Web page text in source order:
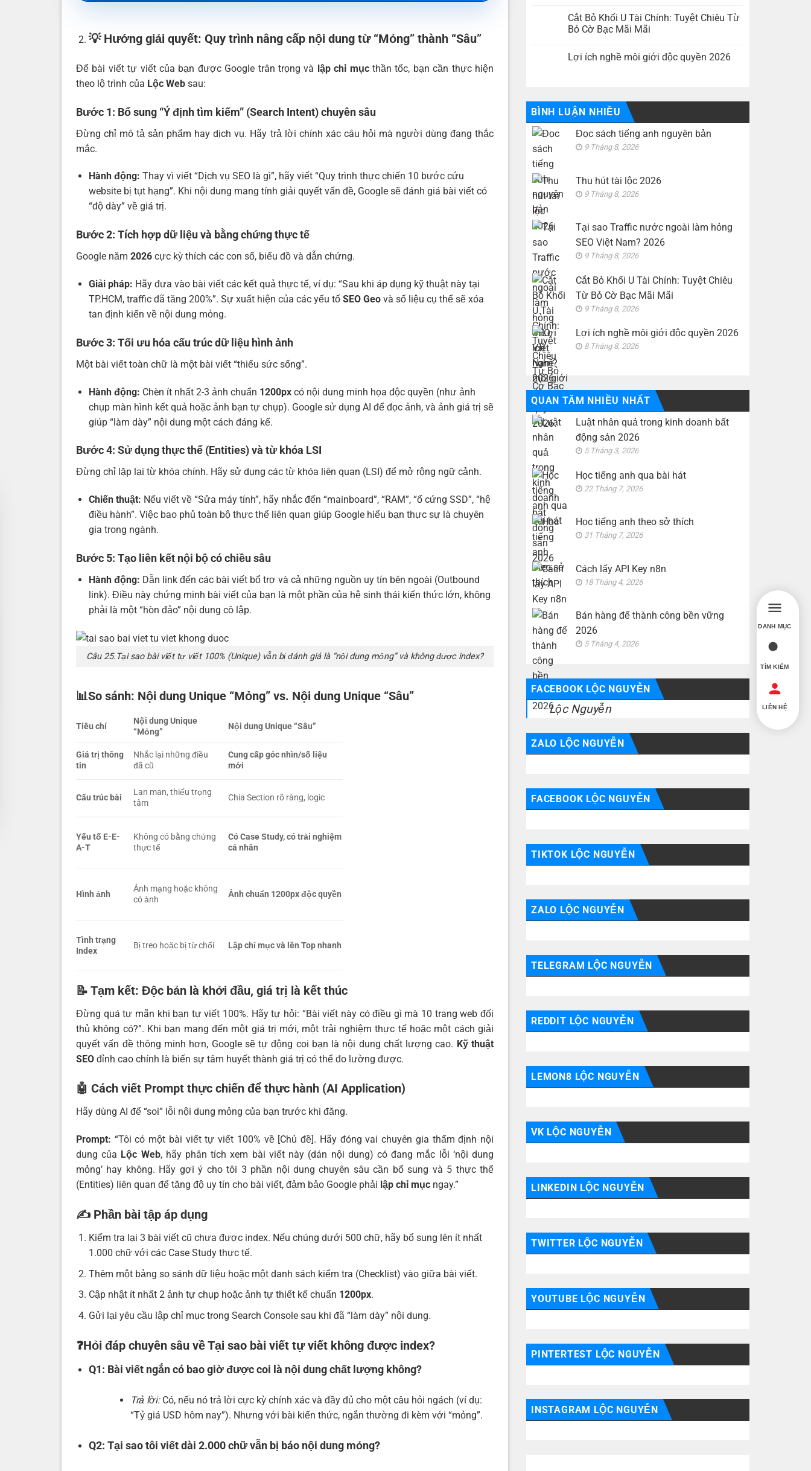
💡 Hướng giải quyết: Quy trình nâng cấp nội dung từ “Mỏng” thành “Sâu”
Để bài viết tự viết của bạn được Google trân trọng và lập chỉ mụcthần tốc, bạn cần thực hiện
theo lộ trình của Lộc Web sau:
Bước 1: Bổ sung “Ý định tìm kiếm” (Search Intent) chuyên sâu
Đừng chỉ mô tả sản phẩm hay dịch vụ. Hãy trả lời chính xác câu hỏi mà người dùng đang thắc
mắc.
Hành động: Thay vì viết “Dịch vụ SEO là gì”, hãy viết “Quy trình thực chiến 10 bước cứu
website bị tụt hạng”. Khi nội dung mang tính giải quyết vấn đề, Google sẽ đánh giá bài viết có
“độ dày” về giá trị.
Bước 2: Tích hợp dữ liệu và bằng chứng thực tế
Google năm 2026 cực kỳ thích các con số, biểu đồ và dẫn chứng.
Giải pháp: Hãy đưa vào bài viết các kết quả thực tế, ví dụ: “Sau khi áp dụng kỹ thuật này tại
TP.HCM, traffic đã tăng 200%”. Sự xuất hiện của các yếu tố SEO Geovà số liệu cụ thể sẽ xóa
tan định kiến về nội dung mỏng.
Bước 3: Tối ưu hóa cấu trúc dữ liệu hình ảnh
Một bài viết toàn chữ là một bài viết “thiếu sức sống”.
Hành động: Chèn ít nhất 2-3 ảnh chuẩn 1200pxcó nội dung minh họa độc quyền (như ảnh
chụp màn hình kết quả hoặc ảnh bạn tự chụp). Google sử dụng AI để đọc ảnh, và ảnh giá trị sẽ
giúp “làm dày” nội dung một cách đáng kể.
Bước 4: Sử dụng thực thể (Entities) và từ khóa LSI
Đừng chỉ lặp lại từ khóa chính. Hãy sử dụng các từ khóa liên quan (LSI) để mở rộng ngữ cảnh.
Chiến thuật: Nếu viết về “Sửa máy tính”, hãy nhắc đến “mainboard”, “RAM”, “ổ cứng SSD”, “hệ
điều hành”. Việc bao phủ toàn bộ thực thể liên quan giúp Google hiểu bạn thực sự là chuyên
gia trong ngành.
Bước 5: Tạo liên kết nội bộ có chiều sâu
Hành động: Dẫn link đến các bài viết bổ trợ và cả những nguồn uy tín bên ngoài (Outbound
link). Điều này chứng minh bài viết của bạn là một phần của hệ sinh thái kiến thức lớn, không
phải là một “hòn đảo” nội dung cô lập.
Câu 25.Tại sao bài viết tự viết 100% (Unique) vẫn bị đánh giá là “nội dung mỏng” và không được index?
📊So sánh: Nội dung Unique “Mỏng” vs. Nội dung Unique “Sâu”
Tiêu chí
Nội dung Unique
“Mỏng”
Nội dung Unique “Sâu”
Giá trị thông
tin
Nhắc lại những điều
đã cũ
Cung cấp góc nhìn/số liệu
mới
Cấu trúc bài
Lan man, thiếu trọng
tâm
Chia Section rõ ràng, logic
Yếu tố E-E-
A-T
Không có bằng chứng
thực tế
Có Case Study, có trải nghiệm
cá nhân
Hình ảnh
Ảnh mạng hoặc không
có ảnh
Ảnh chuẩn 1200px độc quyền
Tình trạng
Index
Bị treo hoặc bị từ chối Lập chỉ mục và lên Top nhanh
📝 Tạm kết: Độc bản là khởi đầu, giá trị là kết thúc
Đừng quá tự mãn khi bạn tự viết 100%. Hãy tự hỏi: “Bài viết này có điều gì mà 10 trang web đối
thủ không có?”. Khi bạn mang đến một giá trị mới, một trải nghiệm thực tế hoặc một cách giải
quyết vấn đề thông minh hơn, Google sẽ tự động coi bạn là nội dung chất lượng cao. Kỹ thuật
SEO đỉnh cao chính là biến sự tâm huyết thành giá trị có thể đo lường được.
🤖 Cách viết Prompt thực chiến để thực hành (AI Application)
Hãy dùng AI để “soi” lỗi nội dung mỏng của bạn trước khi đăng.
Prompt: “Tôi có một bài viết tự viết 100% về [Chủ đề]. Hãy đóng vai chuyên gia thẩm định nội
dung của Lộc Web, hãy phân tích xem bài viết này (dán nội dung) có đang mắc lỗi ‘nội dung
mỏng’ hay không. Hãy gợi ý cho tôi 3 phần nội dung chuyên sâu cần bổ sung và 5 thực thể
(Entities) liên quan để tăng độ uy tín cho bài viết, đảm bảo Google phải lập chỉ mục ngay.”
✍️ Phần bài tập áp dụng
Kiểm tra lại 3 bài viết cũ chưa được index. Nếu chúng dưới 500 chữ, hãy bổ sung lên ít nhất
1.000 chữ với các Case Study thực tế.
Thêm một bảng so sánh dữ liệu hoặc một danh sách kiểm tra (Checklist) vào giữa bài viết.
Cập nhật ít nhất 2 ảnh tự chụp hoặc ảnh tự thiết kế chuẩn 1200px.
Gửi lại yêu cầu lập chỉ mục trong Search Console sau khi đã “làm dày” nội dung.
❓Hỏi đáp chuyên sâu về Tại sao bài viết tự viết không được index?
Q1: Bài viết ngắn có bao giờ được coi là nội dung chất lượng không?
Trả lời:Có, nếu nó trả lời cực kỳ chính xác và đầy đủ cho một câu hỏi ngách (ví dụ:
“Tỷ giá USD hôm nay”). Nhưng với bài kiến thức, ngắn thường đi kèm với “mỏng”.
Q2: Tại sao tôi viết dài 2.000 chữ vẫn bị báo nội dung mỏng?
lộc
2026
bình
luận
ở
Traffic
Việt
Nam?
2026
Cắt Bỏ Khối U Tài Chính: Tuyệt Chiêu Từ
Bỏ Cờ Bạc Mãi Mãi
bình
Tài
Chính:
Tuyệt
Chiêu
Từ
Mãi
Mãi
Lợi ích nghề môi giới độc quyền 2026
ở
Lợi
ích
nghề
môi
độc
BÌNH LUẬN NHIỀU
Đọc sách tiếng anh nguyên bản
9 Tháng 8, 2026
Thu hút tài lộc 2026
9 Tháng 8, 2026
Tại sao Traffic nước ngoài làm hỏng
SEO Việt Nam? 2026
9 Tháng 8, 2026
Cắt Bỏ Khối U Tài Chính: Tuyệt Chiêu
Từ Bỏ Cờ Bạc Mãi Mãi
9 Tháng 8, 2026
Lợi ích nghề môi giới độc quyền 2026
8 Tháng 8, 2026
QUAN TÂM NHIỀU NHẤT
Luật nhân quả trong kinh doanh bất
động sản 2026
5 Tháng 3, 2026
Học tiếng anh qua bài hát
22 Tháng 7, 2026
Học tiếng anh theo sở thích
31 Tháng 7, 2026
Cách lấy API Key n8n
18 Tháng 4, 2026
Bán hàng để thành công bền vững
2026
5 Tháng 4, 2026
FACEBOOK LỘC NGUYỄN
Lộc Nguyễn
ZALO LỘC NGUYỄN
FACEBOOK LỘC NGUYỄN
TIKTOK LỘC NGUYỄN
ZALO LỘC NGUYỄN
TELEGRAM LỘC NGUYỄN
REDDIT LỘC NGUYỄN
LEMON8 LỘC NGUYỄN
VK LỘC NGUYỄN
LINKEDIN LỘC NGUYỄN
TWITTER LỘC NGUYỄN
YOUTUBE LỘC NGUYỄN
PINTERTEST LỘC NGUYỄN
INSTAGRAM LỘC NGUYỄN
DANH MỤC
TÌM KIẾM
LIÊN HỆ